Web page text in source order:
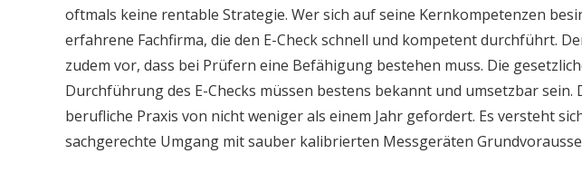
oftmals keine rentable Strategie. Wer sich auf seine Kernkompetenzen
erfahrene Fachfirma, die den E-Check schnell und kompetent durchführt.
zudem vor, dass bei Prüfern eine Befähigung bestehen muss. Die
Durchführung des E-Checks müssen bestens bekannt und umsetzbar sein.
berufliche Praxis von nicht weniger als einem Jahr gefordert. Es versteht
sachgerechte Umgang mit sauber kalibrierten Messgeräten